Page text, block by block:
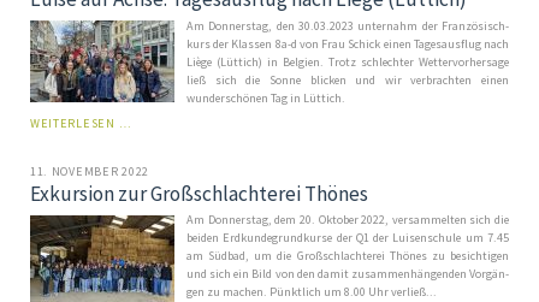
Am Donnerstag, den 30.03.2023 unter­nahm der Fran­zö­sisch­
kurs der Klassen 8a-d von Frau Schick einen Tages­ausflug nach
Liège (Lüttich) in Belgien. Trotz schlechter Wettervorhersage
ließ sich die Sonne blicken und wir verbrachten einen
wunderschönen Tag in Lüttich.
WEITERLESEN …
TAGESAUSFLUG
NACH
LIÈGE
(LÜTTICH)
11. NOVEMBER 2022
Exkursion zur Großschlachterei Thönes
Am Donnerstag, dem 20. Oktober 2022, ver­sam­mel­ten sich die
bei­den Erd­kun­de­grund­kur­se der Q1 der Lu­i­sen­schu­le um 7.45
am Süd­bad, um die Groß­schlach­te­rei Thö­nes zu be­sich­ti­gen
und sich ein Bild von den da­mit zu­sam­men­hän­gen­den Vor­gän­
gen zu ma­chen. Pünkt­lich um 8.00 Uhr verließ...